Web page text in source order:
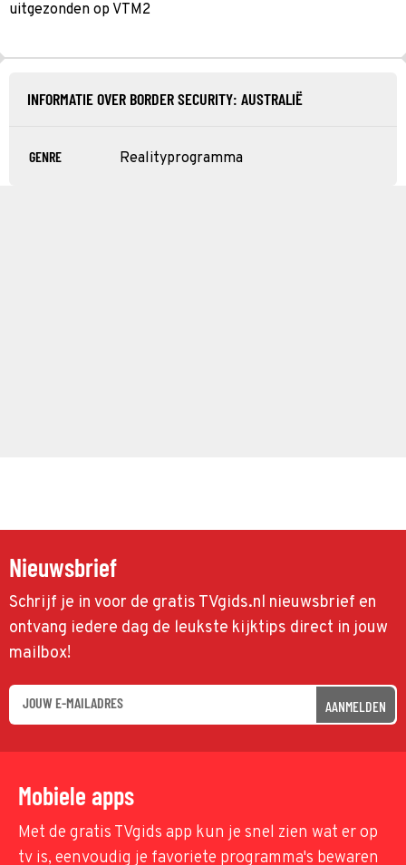
uitgezonden op VTM2
INFORMATIE OVER BORDER SECURITY: AUSTRALIË
GENRE Realityprogramma
Nieuwsbrief
Schrijf je in voor de gratis TVgids.nl nieuwsbrief en
ontvang iedere dag de leukste kijktips direct in jouw
mailbox!
AANMELDEN
Mobiele apps
Met de gratis TVgids app kun je snel zien wat er op
tv is, eenvoudig je favoriete programma's bewaren